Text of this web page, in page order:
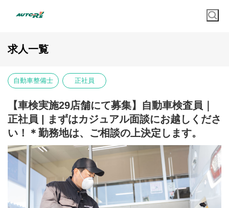
求人一覧
自動車整備士 正社員
【車検実施29店舗にて募集】自動車検査員｜
正社員 | まずはカジュアル面談にお越しくださ
い！＊勤務地は、ご相談の上決定します。